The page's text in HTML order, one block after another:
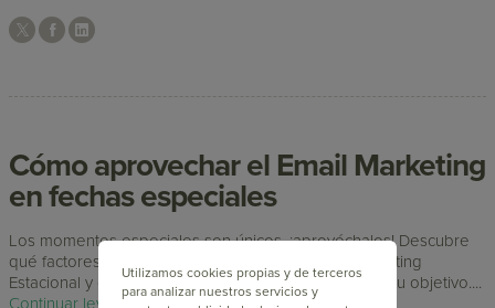
Cómo aprovechar el Email Marketing
en fechas especiales
Los momentos especiales son únicos, ¡aprovéchalos! Descubre
qué factores tener en cuenta para hacer Email Marketing
Estacional y qué tipo de Campaña Navideña alcanza tu objetivo....
Continuar leyendo
Utilizamos cookies propias y de terceros
para analizar nuestros servicios y